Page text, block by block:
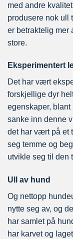
med andre
produsere nok ull
er betraktelig mer
store.
Eksperimentert
Det har vært
forskjellige dyr
egenskaper, blant
sanke inn denne
det har vært på et
seg temme og
utvikle seg til den
Ull av hund
Og nettopp
nytte seg av, og
har samlet på
har karvet og